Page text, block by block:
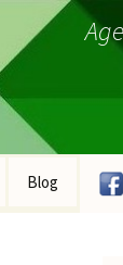
Blog